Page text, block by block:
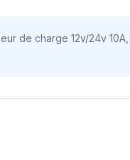
de charge 12v/24v